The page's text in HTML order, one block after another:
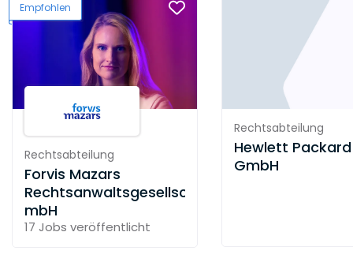
Empfohlen
Rechtsabteilung
Forvis Mazars
Rechtsanwaltsgesellschaft
mbH
17 Jobs veröffentlicht
Rechtsabteilung
Hewlett Packard
GmbH